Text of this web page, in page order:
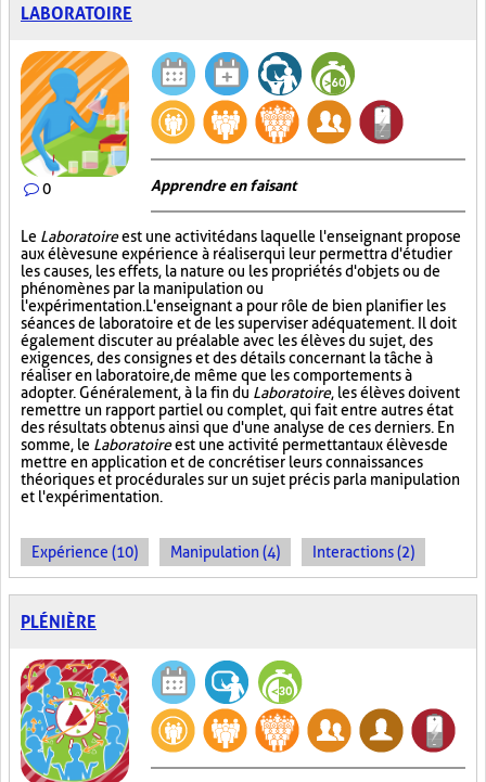
LABORATOIRE
0 Apprendre en faisant
Le Laboratoireest une activité dans laquelle l'enseignant propose
aux élèves une expérience à réaliser qui leur permettra d'étudier
les causes, les effets, la nature ou les propriétés d'objets ou de
phénomènes par la manipulation ou
l'expérimentation. L'enseignant a pour rôle de bien planifier les
séances de laboratoire et de les superviser adéquatement. Il doit
également discuter au préalable avec les élèves du sujet, des
exigences, des consignes et des détails concernant la tâche à
réaliser en laboratoire, de même que les comportements à
adopter. Généralement, à la fin du Laboratoire, les élèves doivent
remettre un rapport partiel ou complet, qui fait entre autres état
des résultats obtenus ainsi que d'une analyse de ces derniers. En
somme, le Laboratoireest une activité permettant aux élèves de
mettre en application et de concrétiser leurs connaissances
théoriques et procédurales sur un sujet précis par la manipulation
et l'expérimentation.
Expérience (10) Manipulation (4) Interactions (2)
PLÉNIÈRE